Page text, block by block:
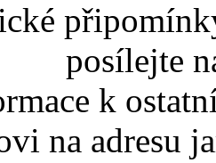
posílejte
k
na adresu